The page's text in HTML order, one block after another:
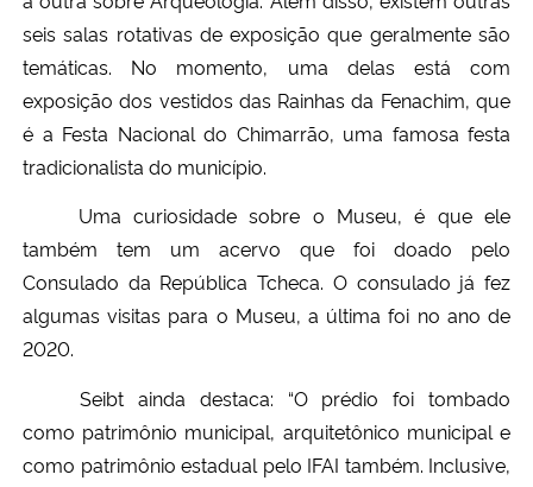
seis salas rotativas de exposição que geralmente são
temáticas. No momento, uma delas está com
exposição dos vestidos das Rainhas da Fenachim, que
é a Festa Nacional do Chimarrão, uma famosa festa
tradicionalista do município.
Uma curiosidade sobre o Museu, é que ele
também tem um acervo que foi doado pelo
Consulado da República Tcheca. O consulado já fez
algumas visitas para o Museu, a última foi no ano de
2020.
Seibt ainda destaca: “O prédio foi tombado
como patrimônio municipal, arquitetônico municipal e
como patrimônio estadual pelo IFAI também. Inclusive,